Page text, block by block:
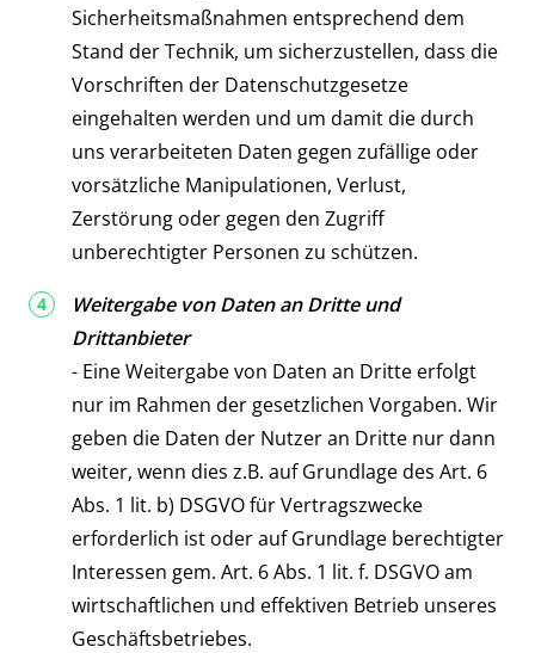
Sicherheitsmaßnahmen entsprechend dem
Stand der Technik, um sicherzustellen, dass die
Vorschriften der Datenschutzgesetze
eingehalten werden und um damit die durch
uns verarbeiteten Daten gegen zufällige oder
vorsätzliche Manipulationen, Verlust,
Zerstörung oder gegen den Zugriff
unberechtigter Personen zu schützen.
Weitergabe von Daten an Dritte und
Drittanbieter
- Eine Weitergabe von Daten an Dritte erfolgt
nur im Rahmen der gesetzlichen Vorgaben. Wir
geben die Daten der Nutzer an Dritte nur dann
weiter, wenn dies z.B. auf Grundlage des Art. 6
Abs. 1 lit. b) DSGVO für Vertragszwecke
erforderlich ist oder auf Grundlage berechtigter
Interessen gem. Art. 6 Abs. 1 lit. f. DSGVO am
wirtschaftlichen und effektiven Betrieb unseres
Geschäftsbetriebes.